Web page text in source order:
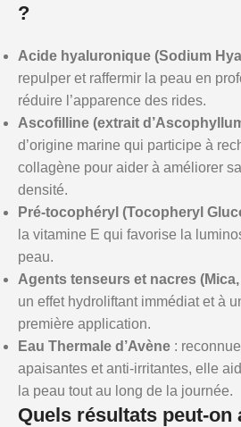
?
Acide hyaluronique (Sodium
repulper et raffermir la peau en
réduire l’apparence des rides.
Ascofilline (extrait
d’origine marine qui participe à
collagène pour aider à améliorer
densité.
Pré-tocophéryl (Tocopheryl
la vitamine E qui favorise la
peau.
Agents tenseurs et nacres
un effet hydroliftant immédiat et à
première application.
Eau Thermale d’Avène :
apaisantes et anti-irritantes, elle
la peau tout au long de la journée.
Quels résultats peut-on